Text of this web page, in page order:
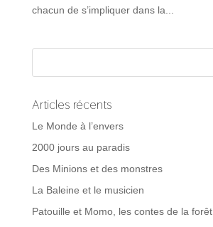
chacun de s’impliquer dans la...
Articles récents
Le Monde à l’envers
2000 jours au paradis
Des Minions et des monstres
La Baleine et le musicien
Patouille et Momo, les contes de la forêt